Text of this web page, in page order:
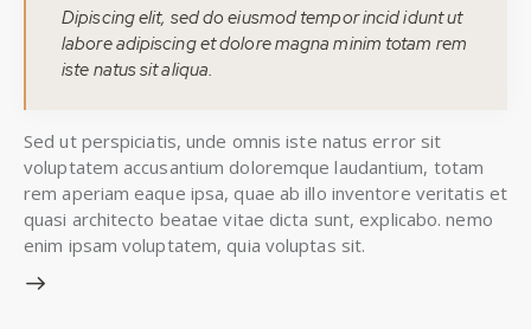
Dipiscing elit, sed do eiusmod tempor incid idunt ut
labore adipiscing et dolore magna minim totam rem
iste natus sit aliqua.
Sed ut perspiciatis, unde omnis iste natus error sit
voluptatem accusantium doloremque laudantium, totam
rem aperiam eaque ipsa, quae ab illo inventore veritatis et
quasi architecto beatae vitae dicta sunt, explicabo. nemo
enim ipsam voluptatem, quia voluptas sit.